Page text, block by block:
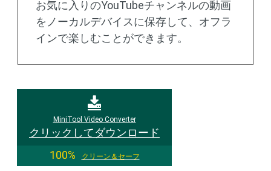
お気に入りのYouTubeチャンネルの動画
をノーカルデバイスに保存して、オフラ
インで楽しむことができます。
MiniTool Video Converter
クリックしてダウンロード
100%
クリーン＆セーフ